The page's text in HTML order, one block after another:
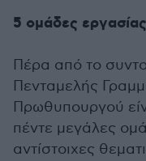
5 ομάδες
Πέρα από το
Πενταμελής
Πρωθυπουργού
πέντε μεγάλες
αντίστοιχες